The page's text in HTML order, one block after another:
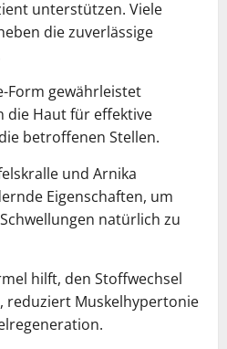
unterstützen. Viele
die zuverlässige
Form gewährleistet
die Haut für effektive
betroffenen Stellen.
und Arnika
Eigenschaften, um
natürlich zu
hilft, den Stoffwechsel
reduziert Muskelhypertonie